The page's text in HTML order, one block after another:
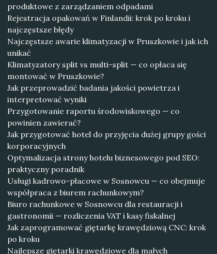
produktowe z zarządzaniem odpadami
Rejestracja opakowań w Finlandii: krok po kroku i
najczęstsze błędy
Najczęstsze awarie klimatyzacji w Pruszkowie i jak ich
unikać
Klimatyzatory split vs multi-split — co opłaca się
montować w Pruszkowie?
Jak przeprowadzić badania jakości powietrza i
interpretować wyniki
Przygotowanie raportu środowiskowego — co
powinien zawierać?
Jak przygotować hotel do przyjęcia dużej grupy gości
korporacyjnych
Optymalizacja strony hotelu biznesowego pod SEO:
praktyczny poradnik
Usługi kadrowo-płacowe w Sosnowcu — co obejmuje
współpraca z biurem rachunkowym?
Biuro rachunkowe w Sosnowcu dla restauracji i
gastronomii — rozliczenia VAT i kasy fiskalnej
Jak zaprogramować giętarkę krawędziową CNC: krok
po kroku
Najlepsze giętarki krawędziowe dla małych